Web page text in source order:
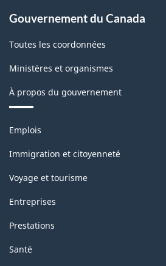
Gouvernement du Canada
Toutes les coordonnées
Ministères et organismes
À propos du gouvernement
Thèmes
sujets
Emplois
Immigration et citoyenneté
Voyage et tourisme
Entreprises
Prestations
Santé